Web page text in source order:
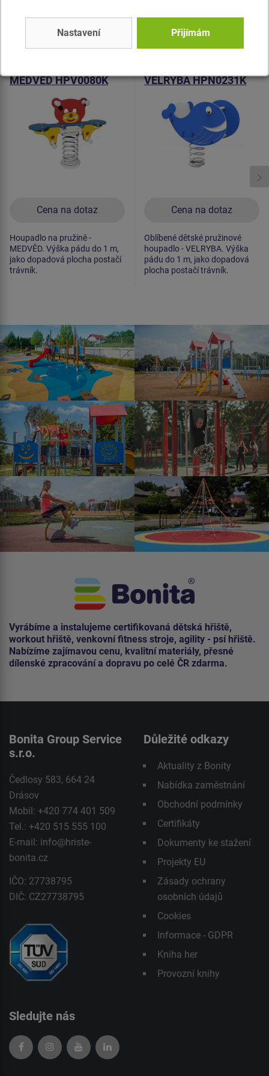
Podobnézboží
Produkt - HPV-0080K-10
MEDVĚD HPV0080K
Cena na dotaz
Houpadlo na pružině -
MEDVĚD. Výška pádu do 1 m,
jako dopadová plocha postačí
trávník.
Produkt - HPN-0231K-10
VELRYBA HPN0231K
Cena na dotaz
Oblíbené dětské pružinové
houpadlo - VELRYBA. Výška
pádu do 1 m, jako dopadová
plocha postačí trávník.
Vyrábíme a instalujeme certifikovaná dětská hřiště,
workout hřiště, venkovní fitness stroje, agility - psí hřiště.
Nabízíme zajímavou cenu, kvalitní materiály, přesné
dílenské zpracování a dopravu po celé ČR zdarma.
Bonita Group Service
s.r.o.
Čedlosy 583, 664 24
Drásov
Mobil: +420 774 401 509
Tel.: +420 515 555 100
E-mail: info@hriste-
bonita.cz
IČO: 27738795
DIČ: CZ27738795
Důležité odkazy
Aktuality z Bonity
Nabídka zaměstnání
Obchodní podmínky
Certifikáty
Dokumenty ke stažení
Projekty EU
Zásady ochrany
osobních údajů
Cookies
Informace - GDPR
Kniha her
Provozní knihy
Sledujte nás
Nastavení Přijímám